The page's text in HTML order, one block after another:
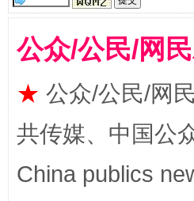
全民健身五年计划来了！等
公众/公民/网
★ 公众/公民/网
共传媒、中国公
China publics